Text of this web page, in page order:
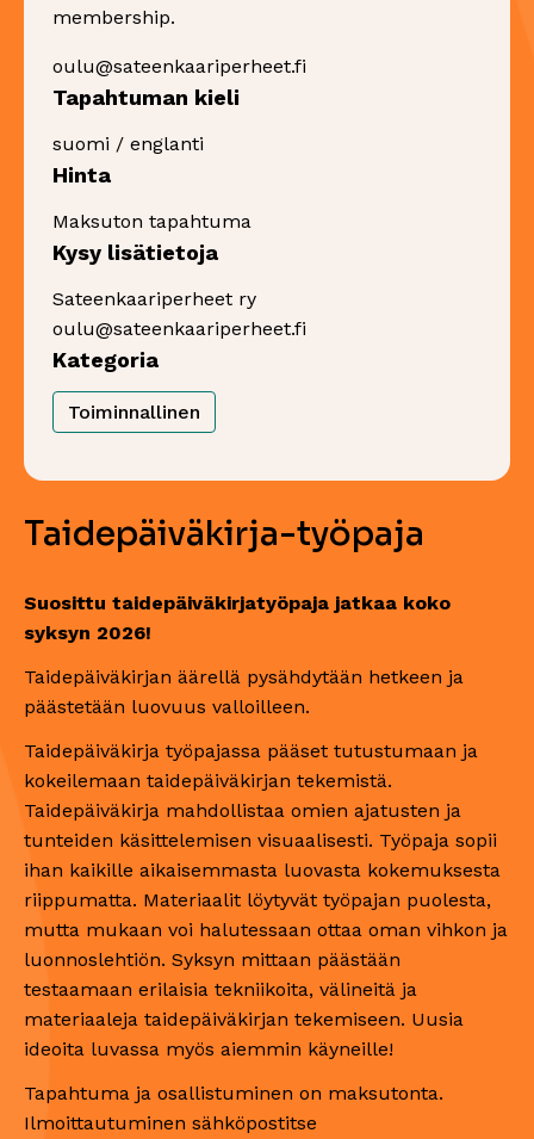
membership.
oulu@sateenkaariperheet.fi
Tapahtuman kieli
suomi / englanti
Hinta
Maksuton tapahtuma
Kysy lisätietoja
Sateenkaariperheet ry
oulu@sateenkaariperheet.fi
Kategoria
Toiminnallinen
Taidepäiväkirja-työpaja
Suosittu taidepäiväkirjatyöpaja jatkaa koko
syksyn 2026!
Taidepäiväkirjan äärellä pysähdytään hetkeen ja
päästetään luovuus valloilleen.
Taidepäiväkirja työpajassa pääset tutustumaan ja
kokeilemaan taidepäiväkirjan tekemistä.
Taidepäiväkirja mahdollistaa omien ajatusten ja
tunteiden käsittelemisen visuaalisesti. Työpaja sopii
ihan kaikille aikaisemmasta luovasta kokemuksesta
riippumatta. Materiaalit löytyvät työpajan puolesta,
mutta mukaan voi halutessaan ottaa oman vihkon ja
luonnoslehtiön. Syksyn mittaan päästään
testaamaan erilaisia tekniikoita, välineitä ja
materiaaleja taidepäiväkirjan tekemiseen. Uusia
ideoita luvassa myös aiemmin käyneille!
Tapahtuma ja osallistuminen on maksutonta.
Ilmoittautuminen sähköpostitse